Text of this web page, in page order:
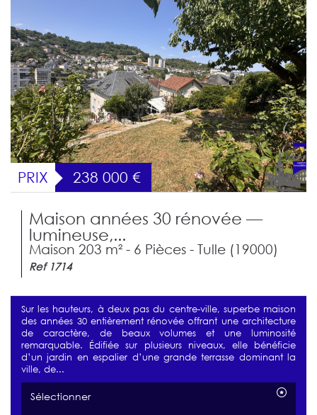
PRIX 238 000 €
Maison années 30 rénovée —
lumineuse,...
Maison 203 m² - 6 Pièces - Tulle (19000)
Ref 1714
Sur les hauteurs, à deux pas du centre-ville, superbe maison
des années 30 entièrement rénovée offrant une architecture
de caractère, de beaux volumes et une luminosité
remarquable. Édifiée sur plusieurs niveaux, elle bénéficie
d’un jardin en espalier d’une grande terrasse dominant la
ville, de...
Sélectionner